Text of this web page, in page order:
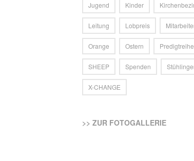
Jugend Kinder
Leitung Lobpreis
Orange Ostern Predigtreihe
SHEEP Spenden
X-CHANGE
>> ZUR FOTOGALLERIE